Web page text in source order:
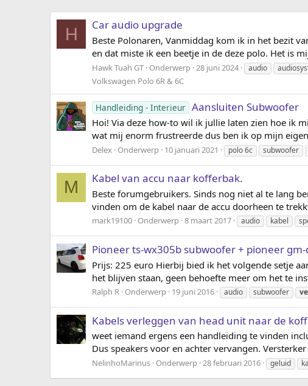
H Car audio upgrade
Beste Polonaren, Vanmiddag kom ik in het bezit
en dat miste ik een beetje in de deze polo. Het is
Hawk Tuah GT Onderwerp 28 juni 2024 audio
Volkswagen Polo 6R & 6C
Handleiding - Interieur Aansluiten Subwoofer
Hoi! Via deze how-to wil ik jullie laten zien hoe ik
wat mij enorm frustreerde dus ben ik op mijn
Delex Onderwerp 10 januari 2021 polo 6c subwoofer
M Kabel van accu naar kofferbak.
Beste forumgebruikers. Sinds nog niet al te lang
vinden om de kabel naar de accu doorheen te
mark19100 Onderwerp 8 maart 2017 audio kabel
Pioneer ts-wx305b subwoofer + pioneer
Prijs: 225 euro Hierbij bied ik het volgende setje
het blijven staan, geen behoefte meer om het te
Ralph R Onderwerp 19 juni 2016 audio subwoofer
Kabels verleggen van head unit naar de
weet iemand ergens een handleiding te vinden
Dus speakers voor en achter vervangen.
NelinhoMarinus Onderwerp 28 februari 2016 geluid